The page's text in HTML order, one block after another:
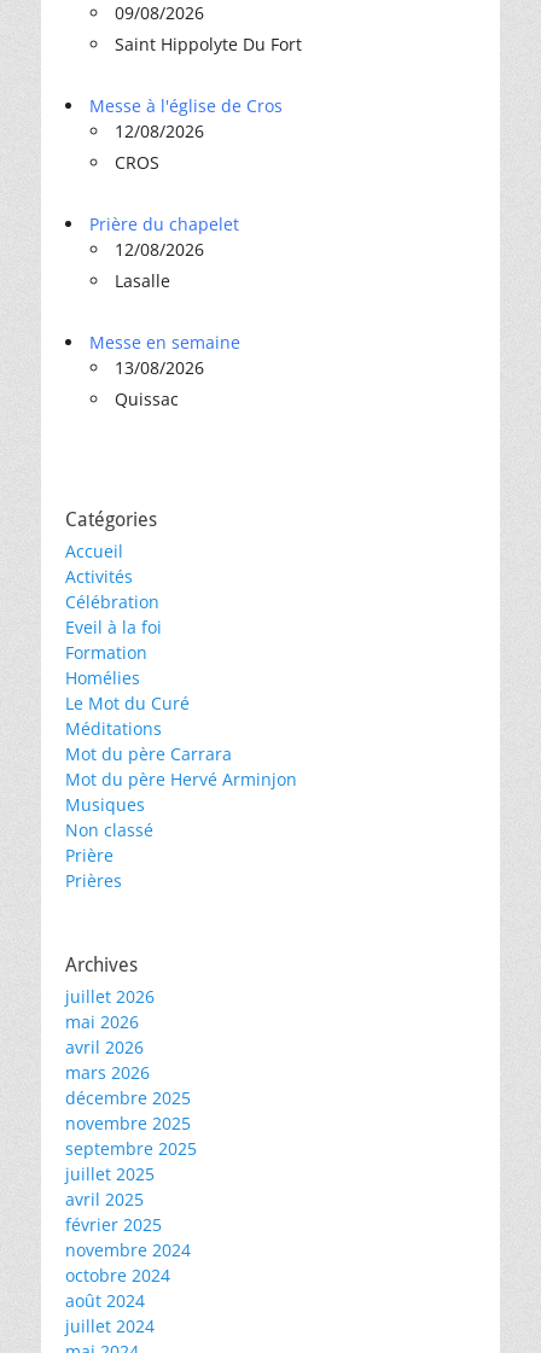
09/08/2026
Saint Hippolyte Du Fort
Messe à l'église de Cros
12/08/2026
CROS
Prière du chapelet
12/08/2026
Lasalle
Messe en semaine
13/08/2026
Quissac
Catégories
Accueil
Activités
Célébration
Eveil à la foi
Formation
Homélies
Le Mot du Curé
Méditations
Mot du père Carrara
Mot du père Hervé Arminjon
Musiques
Non classé
Prière
Prières
Archives
juillet 2026
mai 2026
avril 2026
mars 2026
décembre 2025
novembre 2025
septembre 2025
juillet 2025
avril 2025
février 2025
novembre 2024
octobre 2024
août 2024
juillet 2024